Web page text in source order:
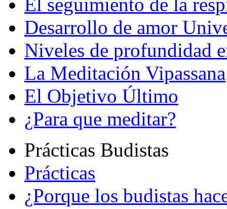
Desarrollo de amor
Niveles de profundidad
La Meditación Vipassana
El Objetivo Último
¿Para que meditar?
Prácticas Budistas
Prácticas
¿Porque los budistas